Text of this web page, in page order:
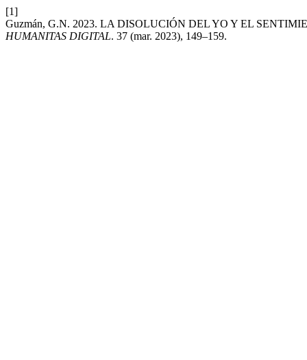
[1]
Guzmán, G.N. 2023. LA DISOLUCIÓN DEL YO Y EL
HUMANITAS DIGITAL. 37 (mar. 2023), 149–159.